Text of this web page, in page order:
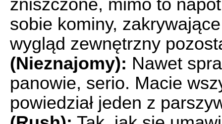
zniszczone, mimo to
sobie kominy,
wygląd zewnętrzny
(Nieznajomy): Nawet
panowie, serio. Macie
powiedział jeden z